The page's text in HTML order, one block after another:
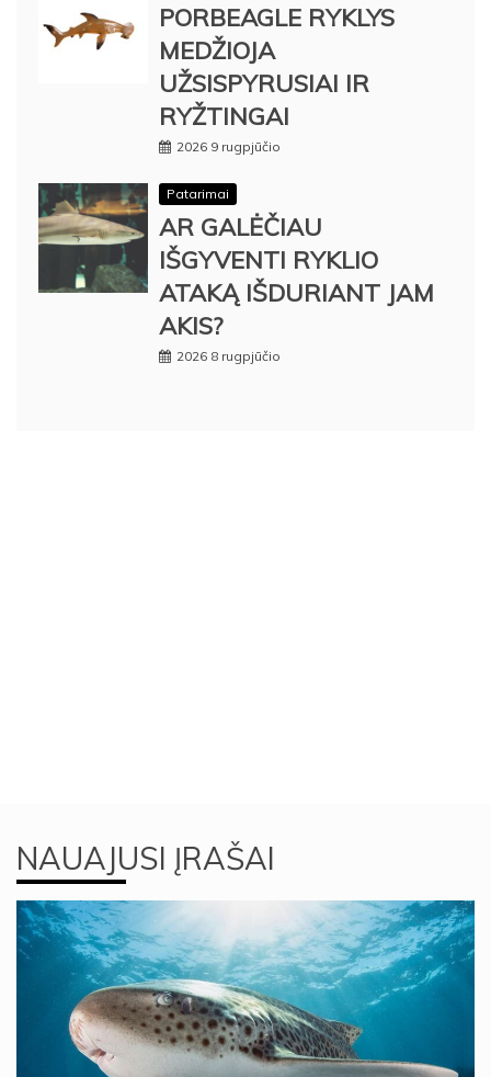
PORBEAGLE RYKLYS
MEDŽIOJA
UŽSISPYRUSIAI IR
RYŽTINGAI
2026 9 rugpjūčio
Patarimai
AR GALĖČIAU
IŠGYVENTI RYKLIO
ATAKĄ IŠDURIANT JAM
AKIS?
2026 8 rugpjūčio
NAUAJUSI ĮRAŠAI